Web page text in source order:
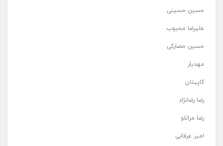
حسین حسینی
علیرضا محبوب
حسین حصارکی
مهدیار
کاپیتان
رضا رضانژاد
رضا مرانلو
امیر عرفانی